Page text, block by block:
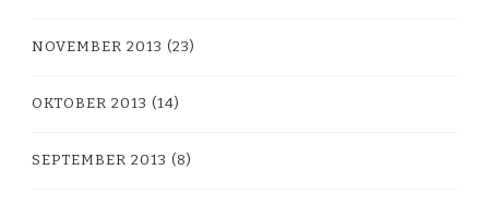
NOVEMBER 2013 (23)
OKTOBER 2013 (14)
SEPTEMBER 2013 (8)